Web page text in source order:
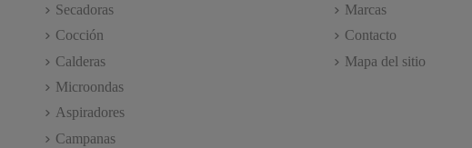
Secadoras
Cocción
Calderas
Microondas
Aspiradores
Campanas
Marcas
Contacto
Mapa del sitio